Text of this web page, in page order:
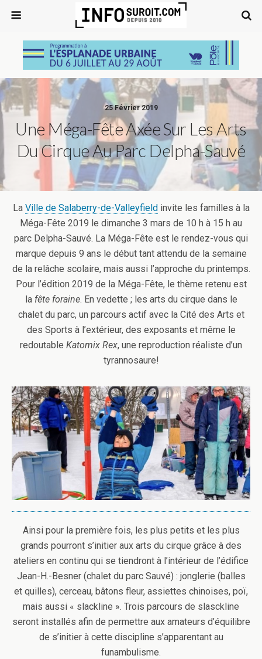
25 Février 2019
Une Méga-Fête Axée Sur Les Arts
Du Cirque Au Parc Delpha-Sauvé
La Ville de Salaberry-de-Valleyfieldinvite les familles à la
Méga-Fête 2019 le dimanche 3 mars de 10 h à 15 h au
parc Delpha-Sauvé. La Méga-Fête est le rendez-vous qui
marque depuis 9 ans le début tant attendu de la semaine
de la relâche scolaire, mais aussi l’approche du printemps.
Pour l’édition 2019 de la Méga-Fête, le thème retenu est
la fête foraine. En vedette ; les arts du cirque dans le
chalet du parc, un parcours actif avec la Cité des Arts et
des Sports à l’extérieur, des exposants et même le
redoutable Katomix Rex, une reproduction réaliste d’un
tyrannosaure!
Ainsi pour la première fois, les plus petits et les plus
grands pourront s’initier aux arts du cirque grâce à des
ateliers en continu qui se tiendront à l’intérieur de l’édifice
Jean-H.-Besner (chalet du parc Sauvé) : jonglerie (balles
et quilles), cerceau, bâtons fleur, assiettes chinoises, poï,
mais aussi « slackline ». Trois parcours de slasckline
seront installés afin de permettre aux amateurs d’équilibre
de s’initier à cette discipline s’apparentant au
funambulisme.